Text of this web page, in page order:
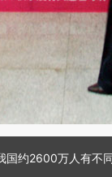
国约2600万人有不